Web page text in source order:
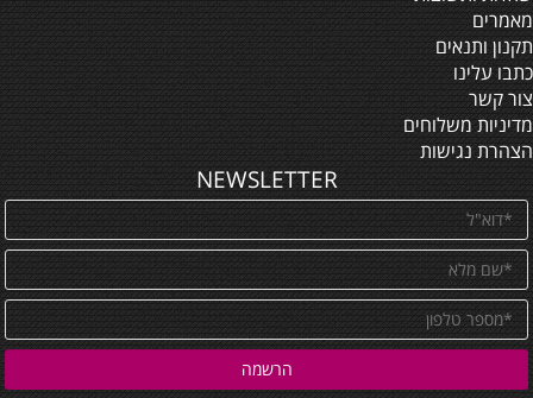
מאמרים
תקנון ותנאים
כתבו עלינו
צור קשר
מדיניות משלוחים
הצהרת נגישות
NEWSLETTER